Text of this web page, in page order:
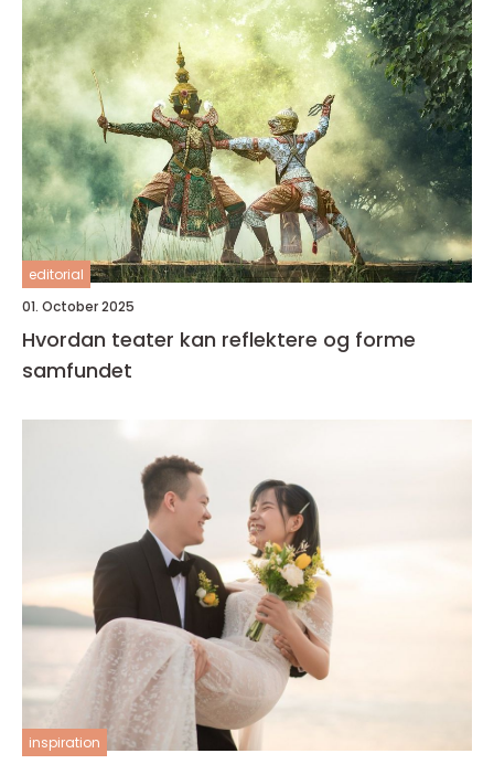
editorial
01. October 2025
Hvordan teater kan reflektere og forme
samfundet
inspiration